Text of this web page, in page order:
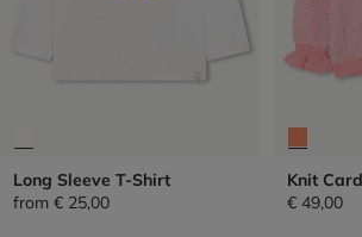
Long Sleeve T-Shirt
from € 25,00
Knit
€ 49,00